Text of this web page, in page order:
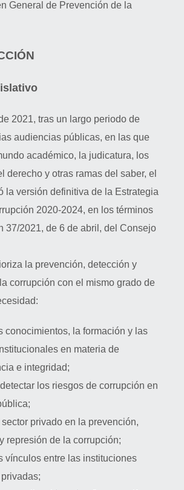
General de Prevención de la
2021, tras un largo periodo de
audiencias públicas, en las que
académico, la judicatura, los
derecho y otras ramas del saber, el
la versión definitiva de la Estrategia
2020-2024, en los términos
37/2021, de 6 de abril, del Consejo
la prevención, detección y
corrupción con el mismo grado de
conocimientos, la formación y las
en materia de
e integridad;
los riesgos de corrupción en
sector privado en la prevención,
represión de la corrupción;
vínculos entre las instituciones